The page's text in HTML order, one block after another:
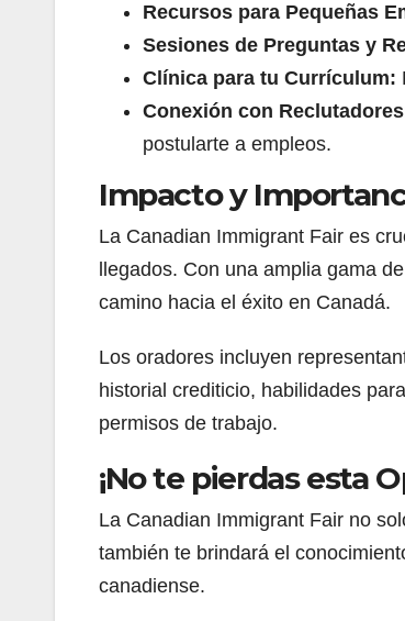
Recursos para Pequeñas
Sesiones de Preguntas y
Clínica para tu Currículum:
Conexión con
postularte a empleos.
Impacto y
La Canadian Immigrant Fair es
llegados. Con una amplia gama
camino hacia el éxito en Canadá.
Los oradores incluyen
historial crediticio, habilidades
permisos de trabajo.
¡No te pierdas esta
La Canadian Immigrant Fair no
también te brindará el
canadiense.